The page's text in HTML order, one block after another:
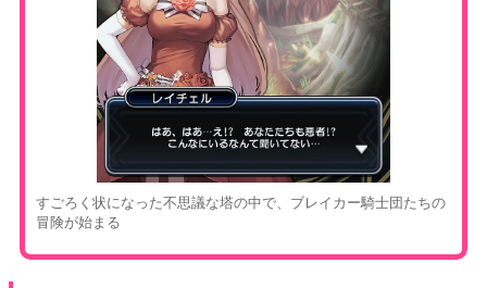
すごろく状になった不思議な塔の中で、ブレイカー騎士団たちの
冒険が始まる